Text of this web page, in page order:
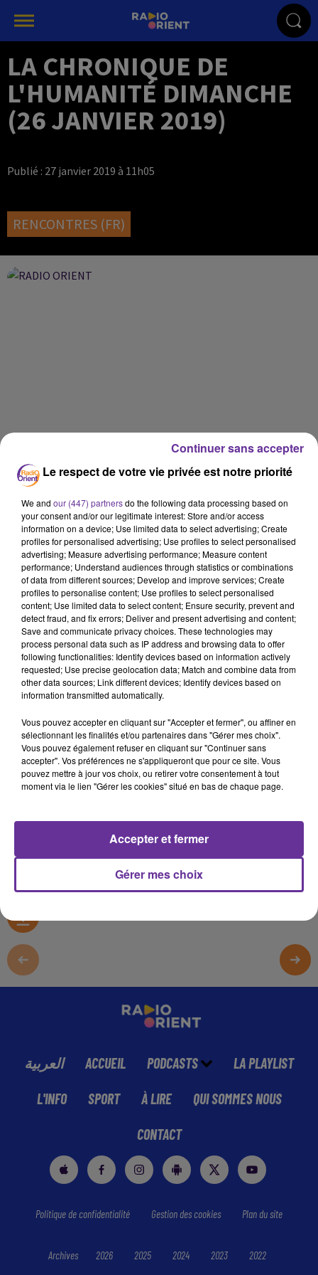
LA CHRONIQUE DE
L'HUMANITÉ DIMANCHE
(26 JANVIER 2019)
Publié : 27 janvier 2019 à 11h05
RENCONTRES (FR)
Rencontres (FR)
27 janvier 2019 - 6 min 40 sec
LA CHRONIQUE DE L'HUMANITÉ DIMANCHE (26
JANVIER 2019)
Radio Orient
Rencontres (FR)
La chronique de l'Humanité Dimanche (26 janvier 2019)
العربية ACCUEIL PODCASTS LA PLAYLIST
L'INFO SPORT À LIRE QUI SOMMES NOUS
CONTACT
Politique de confidentialité Gestion des cookies Plan du site
Archives 2026 2025 2024 2023 2022
Le respect de votre vie privée est notre priorité
We and our (447) partnersdo the following data processing based on
your consent and/or our legitimate interest: Store and/or access
information on a device; Use limited data to select advertising; Create
profiles for personalised advertising; Use profiles to select personalised
advertising; Measure advertising performance; Measure content
performance; Understand audiences through statistics or combinations
of data from different sources; Develop and improve services; Create
profiles to personalise content; Use profiles to select personalised
content; Use limited data to select content; Ensure security, prevent and
detect fraud, and fix errors; Deliver and present advertising and content;
Save and communicate privacy choices. These technologies may
process personal data such as IP address and browsing data to offer
following functionalities: Identify devices based on information actively
requested; Use precise geolocation data; Match and combine data from
other data sources; Link different devices; Identify devices based on
information transmitted automatically.
Vous pouvez accepter en cliquant sur "Accepter et fermer", ou affiner en
sélectionnant les finalités et/ou partenaires dans "Gérer mes choix".
Vous pouvez également refuser en cliquant sur "Continuer sans
accepter". Vos préférences ne s'appliqueront que pour ce site. Vous
pouvez mettre à jour vos choix, ou retirer votre consentement à tout
moment via le lien "Gérer les cookies" situé en bas de chaque page.
Gérer mes choix
Accepter et fermer
Continuer sans accepter